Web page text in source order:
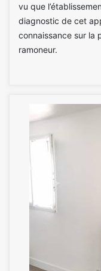
vu que
diagnostic de cet
connaissance sur la
ramoneur.